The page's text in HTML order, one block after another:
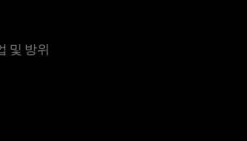
및 방위